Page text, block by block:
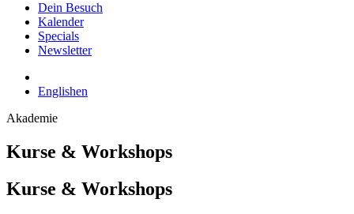
Dein Besuch
Kalender
Specials
Newsletter
Englishen
Akademie
Kurse & Workshops
Kurse & Workshops